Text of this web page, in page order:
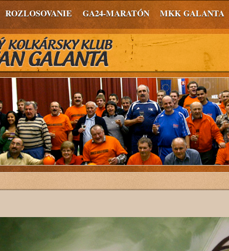
ROZLOSOVANIE GA24-MARATÓN MKK GALANTA